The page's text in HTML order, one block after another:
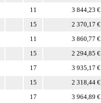
11 3 844,23 €
15 2 370,17 €
11 3 860,77 €
15 2 294,85 €
17 3 935,17 €
15 2 318,44 €
17 3 964,89 €